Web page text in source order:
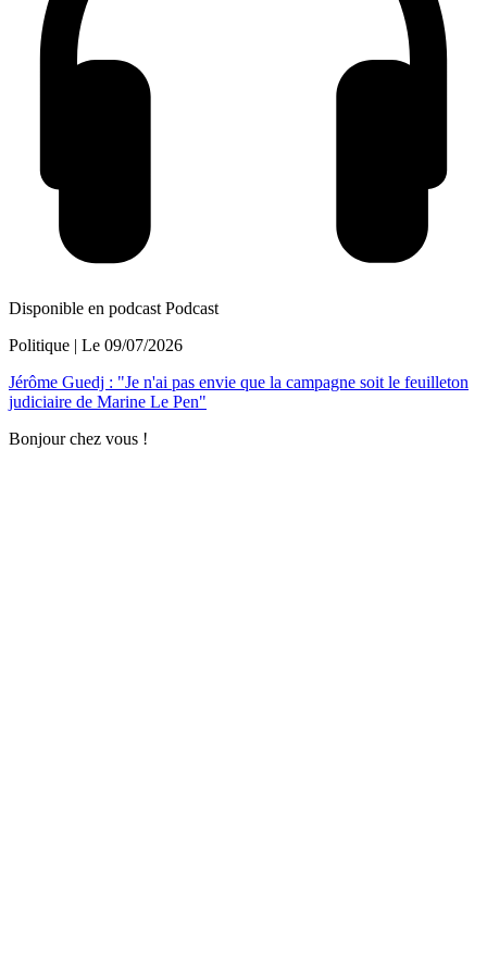
Disponible en podcast Podcast
Politique | Le 09/07/2026
Jérôme Guedj : "Je n'ai pas envie que la campagne soit le feuilleton
judiciaire de Marine Le Pen"
Bonjour chez vous !